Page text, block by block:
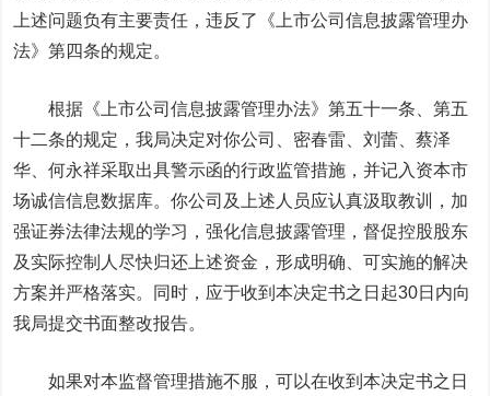
上述问题负有主要责任，违反了《上市公司信息披露管理办
法》第四条的规定。
根据《上市公司信息披露管理办法》第五十一条、第五
十二条的规定，我局决定对你公司、密春雷、刘蕾、蔡泽
华、何永祥采取出具警示函的行政监管措施，并记入资本市
场诚信信息数据库。你公司及上述人员应认真汲取教训，加
强证券法律法规的学习，强化信息披露管理，督促控股股东
及实际控制人尽快归还上述资金，形成明确、可实施的解决
方案并严格落实。同时，应于收到本决定书之日起30日内向
我局提交书面整改报告。
如果对本监督管理措施不服，可以在收到本决定书之日